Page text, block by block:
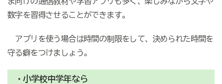
数字を習得させることができます。
アプリを使う場合は時間の制限をして、決められた時間を
守る癖をつけましょう。
・小学校中学年なら